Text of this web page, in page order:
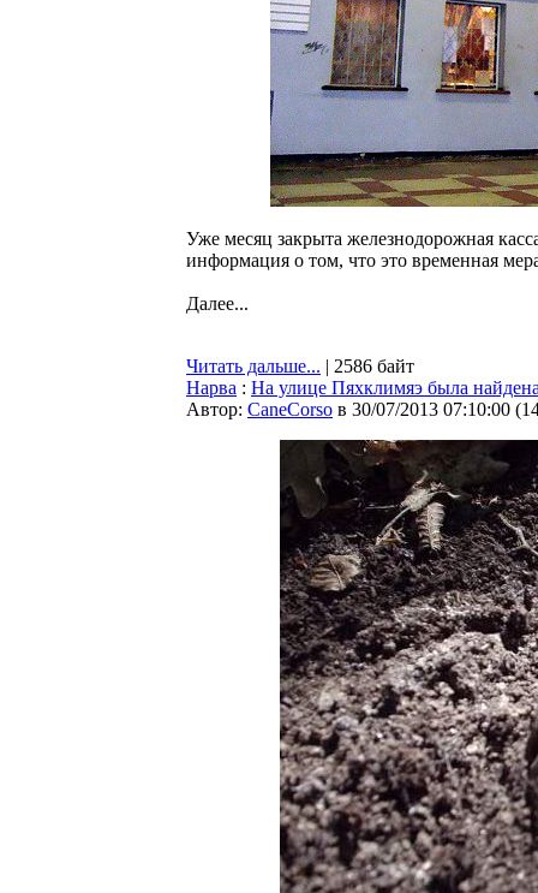
Уже месяц закрыта железнодорожная
информация о том, что это временная
Далее...
Читать дальше... | 2586 байт
Нарва : На улице Пяхклимяэ была
Автор: CaneCorso в 30/07/2013 07:10:00 (